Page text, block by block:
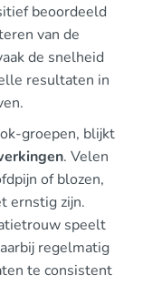
beoordeeld
van de
de snelheid
resultaten in
groepen, blijkt
. Velen
of blozen,
ernstig zijn.
speelt
regelmatig
te consistent